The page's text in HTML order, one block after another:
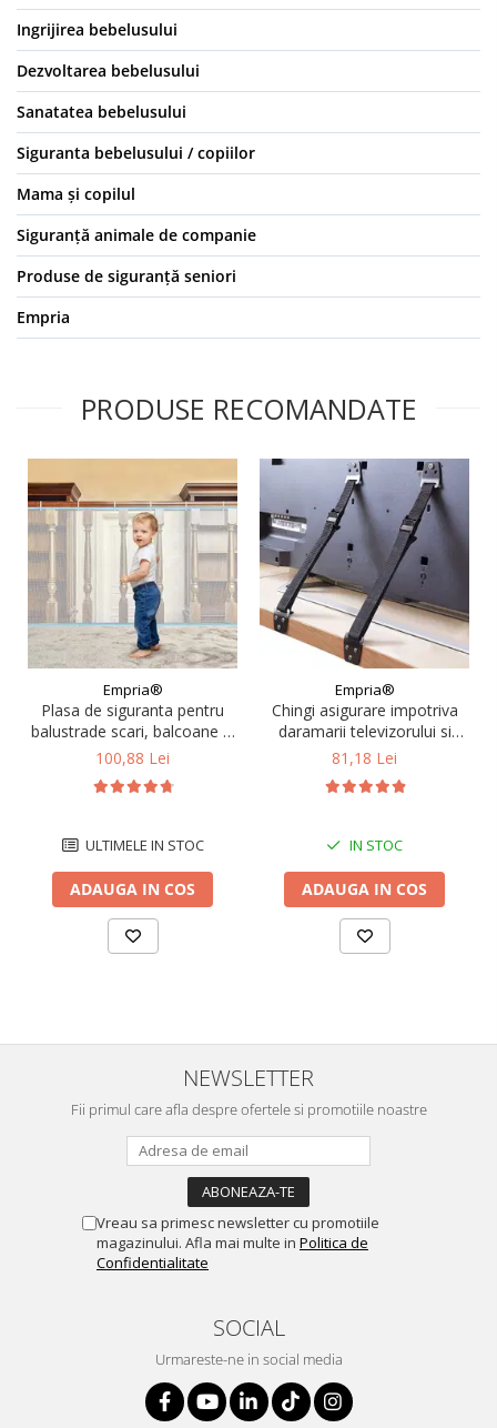
Ingrijirea bebelusului
Dezvoltarea bebelusului
Sanatatea bebelusului
Siguranta bebelusului / copiilor
Mama și copilul
Siguranță animale de companie
Produse de siguranță seniori
Empria
PRODUSE RECOMANDATE
Empria®
Plasa de siguranta pentru
balustrade scari, balcoane si
terase, 300 x 78 cm, alb
100,88 Lei
ULTIMELE IN STOC
ADAUGA IN COS
Empria®
Chingi asigurare impotriva
daramarii televizorului si
mobilierului, din nailon si
metal
81,18 Lei
IN STOC
ADAUGA IN COS
NEWSLETTER
Fii primul care afla despre ofertele si promotiile noastre
Vreau sa primesc newsletter cu promotiile
magazinului. Afla mai multe in Politica de
Confidentialitate
SOCIAL
Urmareste-ne in social media